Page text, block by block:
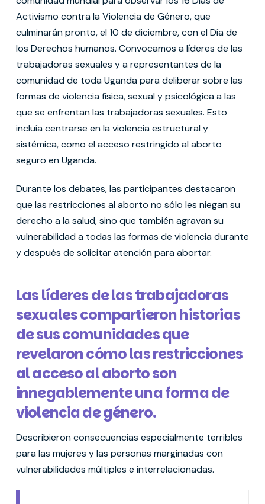
Activismo contra la Violencia de Género, que
culminarán pronto, el 10 de diciembre, con el Día de
los Derechos humanos. Convocamos a líderes de las
trabajadoras sexuales y a representantes de la
comunidad de toda Uganda para deliberar sobre las
formas de violencia física, sexual y psicológica a las
que se enfrentan las trabajadoras sexuales. Esto
incluía centrarse en la violencia estructural y
sistémica, como el acceso restringido al aborto
seguro en Uganda.
Durante los debates, las participantes destacaron
que las restricciones al aborto no sólo les niegan su
derecho a la salud, sino que también agravan su
vulnerabilidad a todas las formas de violencia durante
y después de solicitar atención para abortar.
Las líderes de las trabajadoras
sexuales compartieron historias
de sus comunidades que
revelaron cómo las restricciones
al acceso al aborto son
innegablemente una forma de
violencia de género.
Describieron consecuencias especialmente terribles
para las mujeres y las personas marginadas con
vulnerabilidades múltiples e interrelacionadas.